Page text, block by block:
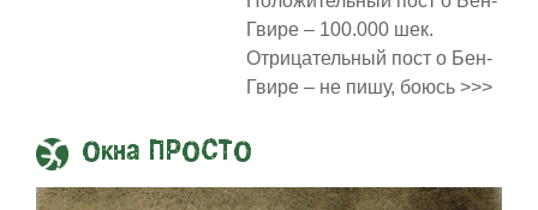
Гвире – 100.000 шек.
Отрицательный пост о Бен-
Гвире – не пишу, боюсь >>>
Окна ПРОСТО